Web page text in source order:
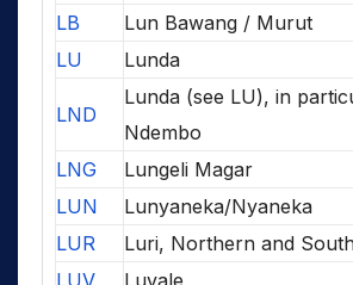
LB
Lun Bawang / Murut
LU
Lunda
LND
Lunda (see LU), in
Ndembo
LNG
Lungeli Magar
LUN
Lunyaneka/Nyaneka
LUR
Luri, Northern and